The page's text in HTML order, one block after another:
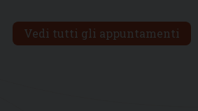
Vedi tutti gli appuntamenti